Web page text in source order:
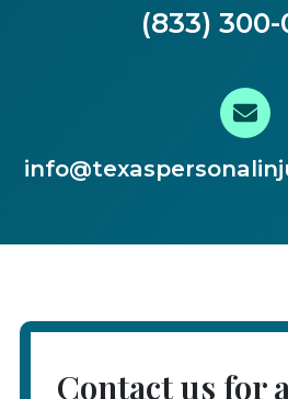
(833)
Contact us for